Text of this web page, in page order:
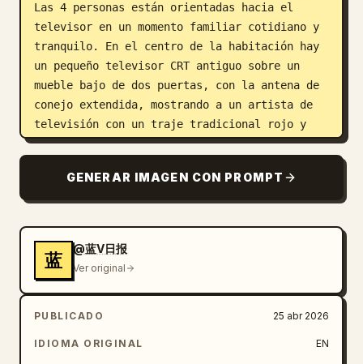
Las 4 personas están orientadas hacia el
televisor en un momento familiar cotidiano y
tranquilo. En el centro de la habitación hay
un pequeño televisor CRT antiguo sobre un
mueble bajo de dos puertas, con la antena de
conejo extendida, mostrando a un artista de
televisión con un traje tradicional rojo y
amarillo. Detrás del televisor hay una pared
antigüedad y un retrato enmarcado de una
pareja colgado arriba. A la izquierda se
desgastado con pintura descascarada, con 1
maleta marrón colocada encima. A la derecha
hay un sofá con estampado floral con una
funda de encaje blanco sobre el respaldo. La
gran ventana tiene 2 decoraciones de papel
rojo circulares con el carácter chino de la
GENERAR IMAGEN CON PROMPT
蓝
@蓝V日报
Ver original
PUBLICADO 25 abr 2026
IDIOMA ORIGINAL EN